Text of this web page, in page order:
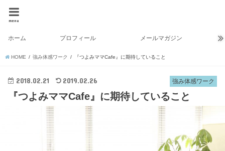
menu
ホーム プロフィール メールマガジン
HOME 強み体感ワーク 『つよみママCafe』に期待していること
強み体感ワーク
2018.02.21 2019.02.26
『つよみママCafe』に期待していること